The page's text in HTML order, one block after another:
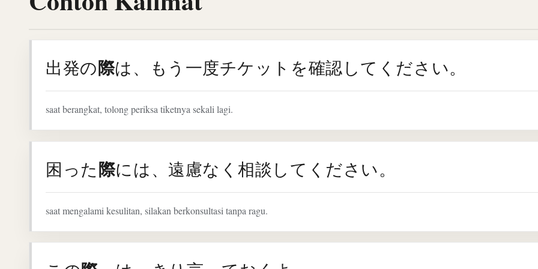
出発の際は、もう一度チケットを確認してください。
saat berangkat, tolong periksa tiketnya sekali lagi.
困った際には、遠慮なく相談してください。
saat mengalami kesulitan, silakan berkonsultasi tanpa ragu.